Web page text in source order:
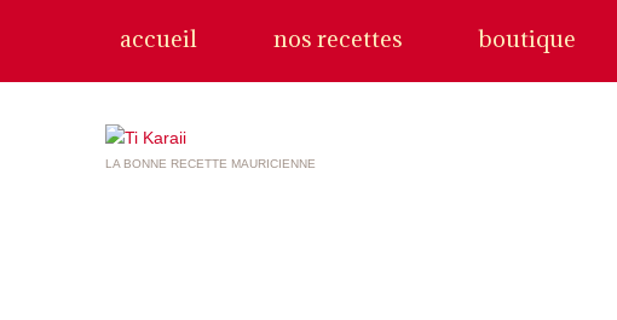
accueil nos recettes boutique
LA BONNE RECETTE MAURICIENNE